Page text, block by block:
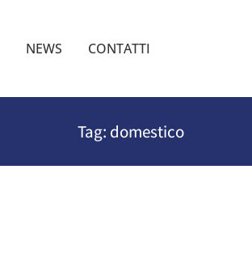
NEWS CONTATTI
Tag: domestico